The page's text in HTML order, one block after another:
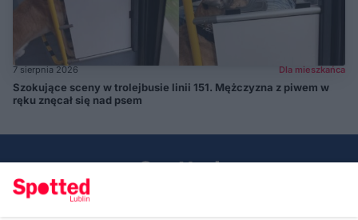
7 sierpnia 2026 Dla mieszkańca
Szokujące sceny w trolejbusie linii 151. Mężczyzna z piwem w
ręku znęcał się nad psem